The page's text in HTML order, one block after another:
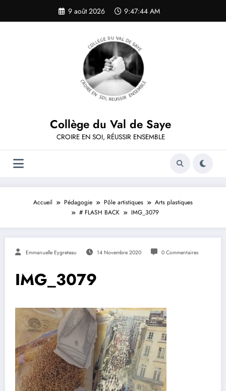
contenu
9 août 2026 9:47:45 AM
Collège du Val de Saye
CROIRE EN SOI, RÉUSSIR ENSEMBLE
Accueil Pédagogie Pôle artistiques
Arts plastiques
# FLASH BACK
IMG_3079
Emmanuelle Eygreteau 14 Novembre 2020 0 Commentaires
IMG_3079